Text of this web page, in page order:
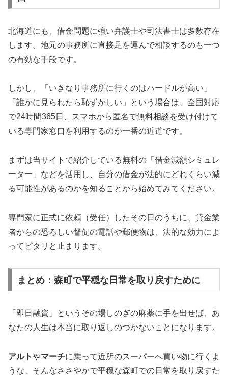
北海道にも、借金問題に強い弁護士や司法書士は多数存在
します。地元の事務所に直接足を運んで相談するのも一つ
の有効な手段です。
しかし、「いきなり事務所に行くのはハードルが高い」
「誰かに見られたら恥ずかしい」という場合は、全国対応
で24時間365日、スマホから匿名で無料相談を受け付けて
いる専門家窓口を利用するのが一番の近道です。
まずは当サイトで紹介している無料の「借金減額シミュレ
ーター」などを活用し、自分の借金が法的にどれくらい減
る可能性があるのかを知ることから始めてみてください。
専門家に正式に依頼（受任）したその日のうちに、貸金業
者からの恐ろしい督促の電話や郵便物は、法的な効力によ
ってピタリと止まります。
まとめ：森町で平穏な日常を取り戻すために
「即日融資」というその場しのぎの麻薬に手を出せば、あ
なたの人生は本当に取り返しのつかないことになります。
アルトやマーチに乗って近所のスーパーへ買い物に行くよ
うな、そんなささやかで平穏な森町での日常を取り戻すた